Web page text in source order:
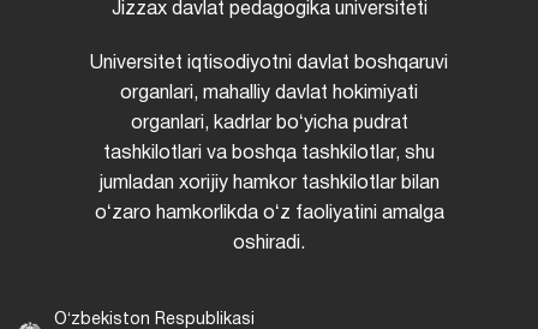
Jizzax davlat pedagogika universiteti
Universitet iqtisodiyotni davlat boshqaruvi
organlari, mahalliy davlat hokimiyati
organlari, kadrlar boʻyicha pudrat
tashkilotlari va boshqa tashkilotlar, shu
jumladan xorijiy hamkor tashkilotlar bilan
oʻzaro hamkorlikda oʻz faoliyatini amalga
oshiradi.
Oʻzbekiston Respublikasi